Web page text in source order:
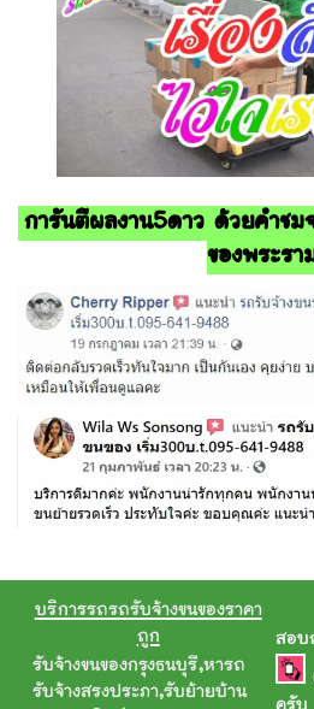
การันตีผลงาน5ดาว ด้วยคำชม
ของพระรา
บริการรถรถรับจ้างขนของราคา
ถูก
รับจ้างขนของกรุงธนบุรี,หารถ
รับจ้างสรงประภา,รับย้ายบ้าน
สอบ